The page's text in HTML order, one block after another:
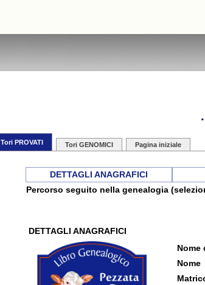
Tori PROVATI Tori GENOMICI Pagina iniziale
DETTAGLI ANAGRAFICI
Percorso seguito nella genealogia
DETTAGLI ANAGRAFICI
Nome
Nome